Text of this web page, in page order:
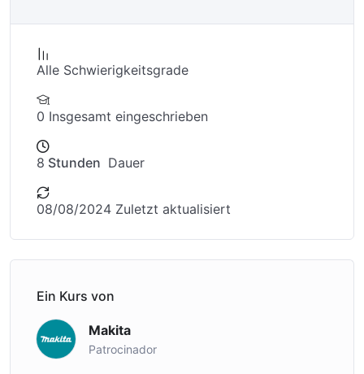
Alle Schwierigkeitsgrade
0 Insgesamt eingeschrieben
8 Stunden Dauer
08/08/2024 Zuletzt aktualisiert
Ein Kurs von
Makita
Patrocinador